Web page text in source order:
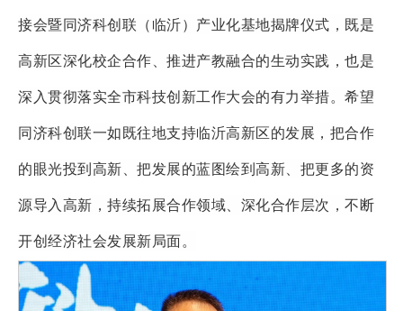
接会暨同济科创联（临沂）产业化基地揭牌仪式，既是
高新区深化校企合作、推进产教融合的生动实践，也是
深入贯彻落实全市科技创新工作大会的有力举措。希望
同济科创联一如既往地支持临沂高新区的发展，把合作
的眼光投到高新、把发展的蓝图绘到高新、把更多的资
源导入高新，持续拓展合作领域、深化合作层次，不断
开创经济社会发展新局面。